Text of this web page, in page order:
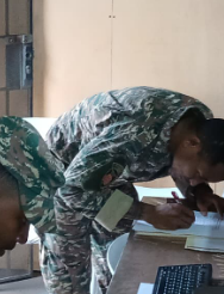
os membros
operacional no
no